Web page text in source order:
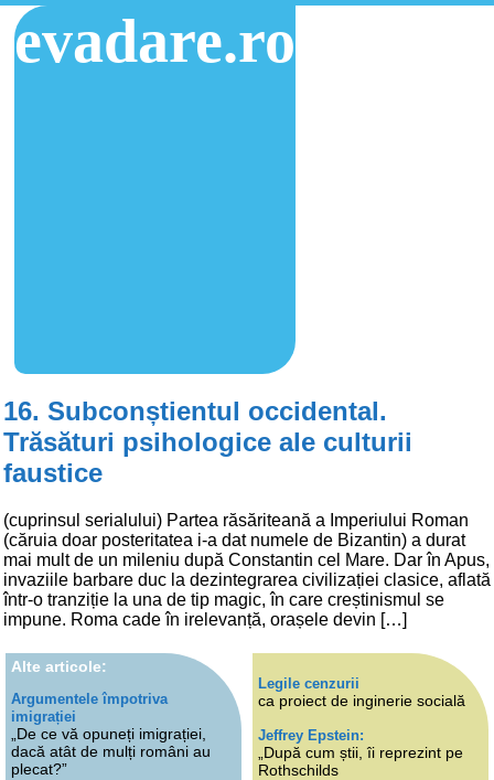
evadare.ro
16. Subconștientul occidental.
Trăsături psihologice ale culturii
faustice
(cuprinsul serialului) Partea răsăriteană a Imperiului Roman
(căruia doar posteritatea i-a dat numele de Bizantin) a durat
mai mult de un mileniu după Constantin cel Mare. Dar în Apus,
invaziile barbare duc la dezintegrarea civilizației clasice, aflată
într-o tranziție la una de tip magic, în care creștinismul se
impune. Roma cade în irelevanță, orașele devin […]
Alte articole:
Argumentele împotriva
imigrației
„De ce vă opuneți imigrației,
dacă atât de mulți români au
plecat?”
Legile cenzurii
ca proiect de inginerie socială
Jeffrey Epstein:
„După cum știi, îi reprezint pe
Rothschilds